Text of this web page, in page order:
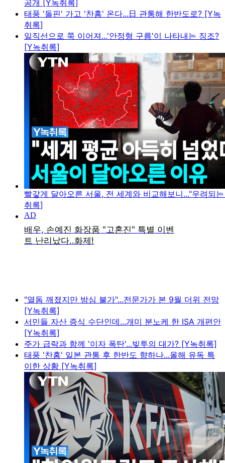
공개 [Y녹취록]
태풍 '돌핀' 가고 '찬홈' 온다...日 관통해 한반도로? [Y녹
취록]
일직선으로 쭉 이어져...'안정형 구름'이 나타내는 징조?
[Y녹취록]
빨갛게 달아오른 서울, 전 세계와 비교해보니..."우려되
취록]
"열돔 깨졌지만 방심 불가"...전문가가 본 9월 더위 전망
[Y녹취록]
서민들 자산 증식 수단인데...개미 분노케 한 ISA 개편안
[Y녹취록]
주가 급락과 함께 '이자 폭탄'...빚투의 대가? [Y녹취록]
태풍 '찬홈' 일본 관통 후 한반도 향하나...올해 유독 특
이한 상황 [Y녹취록]